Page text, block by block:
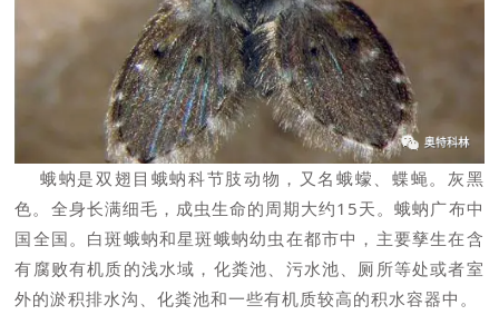
蛾蚋是双翅目蛾蚋科节肢动物，又名蛾蠓、蝶蝇。灰黑
色。全身长满细毛，成虫生命的周期大约15天。蛾蚋广布中
国全国。白斑蛾蚋和星斑蛾蚋幼虫在都市中，主要孳生在含
有腐败有机质的浅水域，化粪池、污水池、厕所等处或者室
外的淤积排水沟、化粪池和一些有机质较高的积水容器中。